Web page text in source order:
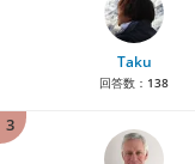
Taku
回答数： 138
3